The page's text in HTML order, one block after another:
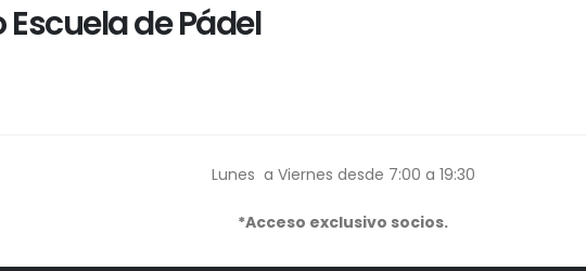
Escuela de Pádel
Lunes a Viernes desde 7:00 a 19:30
*Acceso exclusivo socios.